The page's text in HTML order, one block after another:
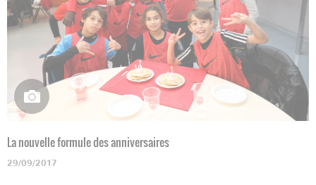
La nouvelle formule des anniversaires
29/09/2017